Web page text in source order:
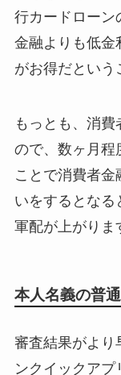
行カードローン
金融よりも低金
がお得だという
もっとも、消
ので、数ヶ月程
ことで消費者
いをするとなる
軍配が上がりま
本人名義の普
審査結果がより
ンクイックアプ